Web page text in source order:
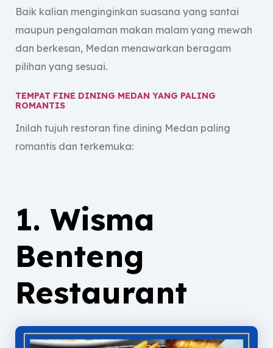
Baik kalian menginginkan suasana yang santai
maupun pengalaman makan malam yang mewah
dan berkesan, Medan menawarkan beragam
pilihan yang sesuai.
TEMPAT FINE DINING MEDAN YANG PALING
ROMANTIS
Inilah tujuh restoran fine dining Medan paling
romantis dan terkemuka:
1. Wisma
Benteng
Restaurant